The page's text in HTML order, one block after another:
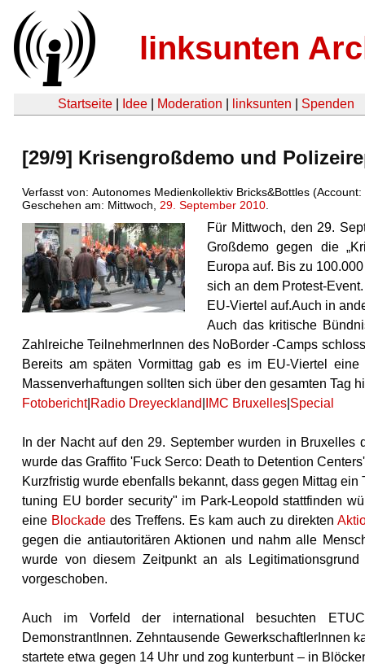
linksunten
Startseite Idee Moderation linksunten Spenden
[29/9] Krisengroßdemo und
Verfasst von: Autonomes Medienkollektiv Bricks&Bottles (Account:
Geschehen am: Mittwoch, 29. September 2010
Für Mittwoch, den 29.
Großdemo gegen die
Europa auf. Bis zu
sich an dem Protest-
EU-Viertel auf.Auch in
Auch das kritische
Zahlreiche TeilnehmerInnen des NoBorder -Camps
Bereits am späten Vormittag gab es im EU-Viertel
Massenverhaftungen sollten sich über den gesamten Tag
Fotobericht| Radio Dreyeckland IMC Bruxelles Special
In der Nacht auf den 29. September wurden in
wurde das Graffito 'Fuck Serco: Death to Detention
Kurzfristig wurde ebenfalls bekannt, dass gegen Mittag
tuning EU border security" im Park-Leopold stattfinden
eine Blockade des Treffens. Es kam auch zu direkten
gegen die antiautoritären Aktionen und nahm alle
wurde von diesem Zeitpunkt an als
vorgeschoben.
Auch im Vorfeld der international besuchten
DemonstrantInnen. Zehntausende GewerkschaftlerInnen
startete etwa gegen 14 Uhr und zog kunterbunt – in